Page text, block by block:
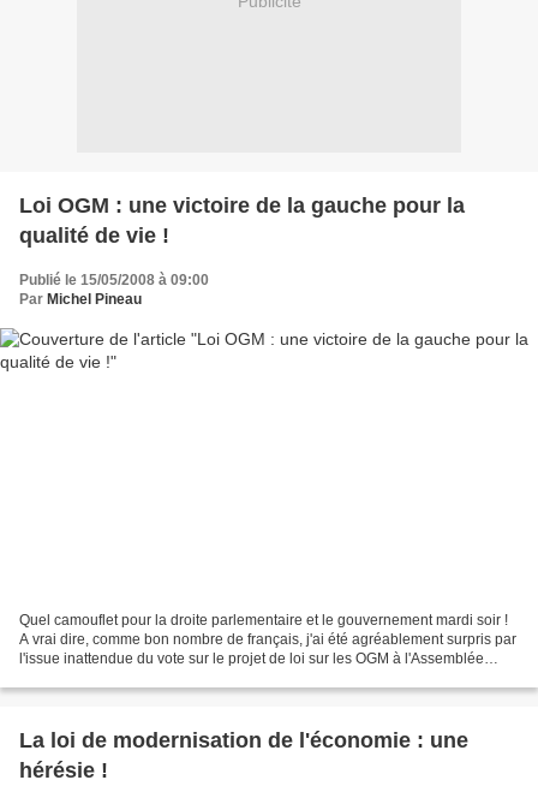
Loi OGM : une victoire de la gauche pour la
qualité de vie !
Publié le 15/05/2008 à 09:00
Par Michel Pineau
Quel camouflet pour la droite parlementaire et le gouvernement mardi soir !
A vrai dire, comme bon nombre de français, j'ai été agréablement surpris par
l'issue inattendue du vote sur le projet de loi sur les OGM à l'Assemblée
La loi de modernisation de l'économie : une
hérésie !